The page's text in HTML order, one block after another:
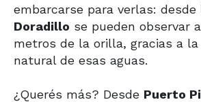
embarcarse para verlas: desde
Doradillo se pueden observar
metros de la orilla, gracias a
natural de esas aguas.
¿Querés más? Desde Puerto